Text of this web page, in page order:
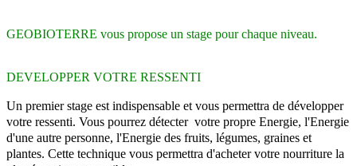
GEOBIOTERRE vous propose un stage pour chaque niveau.
DEVELOPPER VOTRE RESSENTI
Un premier stage est indispensable et vous permettra de développer
votre ressenti. Vous pourrez détecter votre propre Energie, l'Energie
d'une autre personne, l'Energie des fruits, légumes, graines et
plantes. Cette technique vous permettra d'acheter votre nourriture la